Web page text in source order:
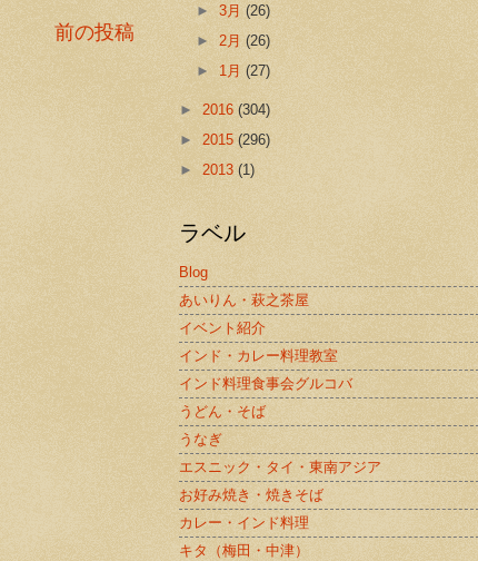
前の投稿
►3月(26)
►2月(26)
► 1月(27)
► 2016 (304)
► 2015 (296)
► 2013 (1)
ラベル
Blog
あいりん・萩之茶屋
イベント紹介
インド・カレー料理教室
インド料理食事会グルコバ
うどん・そば
うなぎ
エスニック・タイ・東南アジア
お好み焼き・焼きそば
カレー・インド料理
キタ（梅田・中津）